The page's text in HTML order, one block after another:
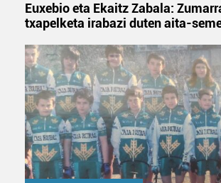
Euxebio eta Ekaitz Zabala:
txapelketa irabazi duten aita-